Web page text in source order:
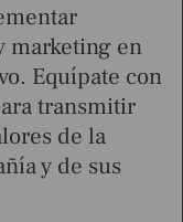
marketing en
Equípate con
transmitir
de la
y de sus